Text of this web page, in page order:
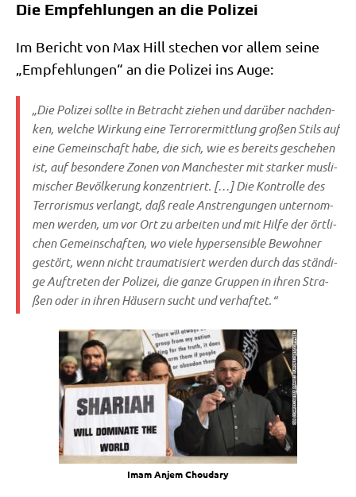
Die Empfehlungen an die Polizei
Im Bericht von Max Hill ste­chen vor allem sei­ne
„Emp­feh­lun­gen“ an die Poli­zei ins Auge:
„Die Poli­zei soll­te in Betracht zie­hen und dar­über nach­den­
ken, wel­che Wir­kung eine Ter­ror­er­mitt­lung gro­ßen Stils auf
eine Gemein­schaft habe, die sich, wie es bereits gesche­hen
ist, auf beson­de­re Zonen von Man­che­ster mit star­ker mus­li­
mi­scher Bevöl­ke­rung kon­zen­triert. […] Die Kon­trol­le des
Ter­ro­ris­mus ver­langt, daß rea­le Anstren­gun­gen unter­nom­
men wer­den, um vor Ort zu arbei­ten und mit Hil­fe der ört­li­
chen Gemein­schaf­ten, wo vie­le hyper­sen­si­ble Bewoh­ner
gestört, wenn nicht trau­ma­ti­siert wer­den durch das stän­di­
ge Auf­tre­ten der Poli­zei, die gan­ze Grup­pen in ihren Stra­
ßen oder in ihren Häu­sern sucht und verhaftet.“
Imam Anjem Choudary